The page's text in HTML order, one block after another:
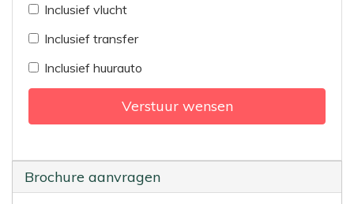
Inclusief vlucht
Inclusief transfer
Inclusief huurauto
Verstuur wensen
Brochure aanvragen